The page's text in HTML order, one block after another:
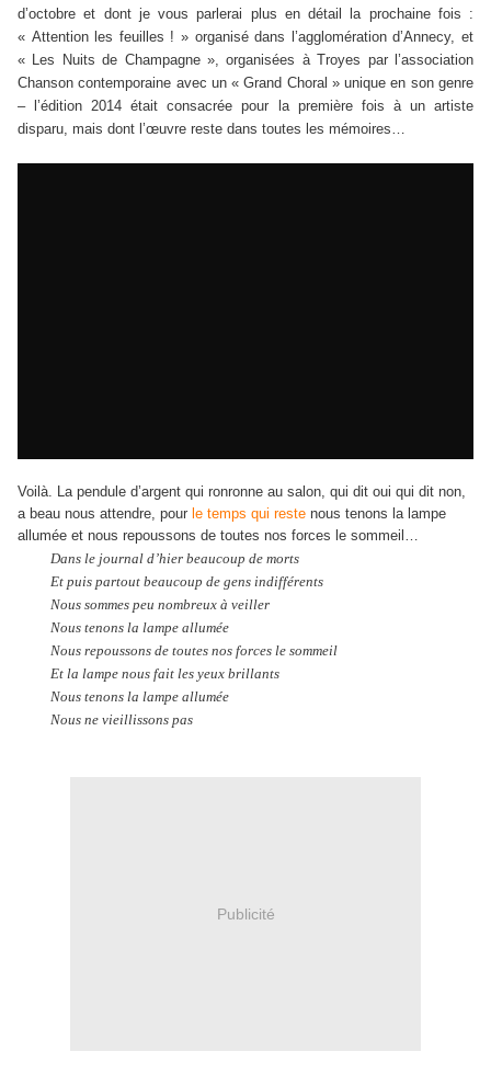
d’octobre et dont je vous parlerai plus en détail la prochaine fois :
« Attention les feuilles ! » organisé dans l’agglomération d’Annecy, et
« Les Nuits de Champagne », organisées à Troyes par l’association
Chanson contemporaine avec un « Grand Choral » unique en son genre
– l’édition 2014 était consacrée pour la première fois à un artiste
disparu, mais dont l’œuvre reste dans toutes les mémoires…
Voilà. La pendule d’argent qui ronronne au salon, qui dit oui qui dit non,
a beau nous attendre, pour le temps qui reste nous tenons la lampe
allumée et nous repoussons de toutes nos forces le sommeil…
Dans le journal d’hier beaucoup de morts
Et puis partout beaucoup de gens indifférents
Nous sommes peu nombreux à veiller
Nous tenons la lampe allumée
Nous repoussons de toutes nos forces le sommeil
Et la lampe nous fait les yeux brillants
Nous tenons la lampe allumée
Nous ne vieillissons pas
Publicité